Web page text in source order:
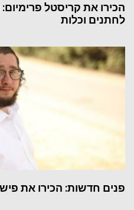
הכירו את קריסטל
לחתנים וכלות
פנים חדשות: הכירו את